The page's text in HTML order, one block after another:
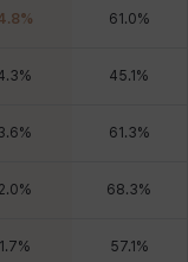
% 61.0%
% 45.1 %
% 61.3%
2.0% 68.3%
1.7% 57.1 %